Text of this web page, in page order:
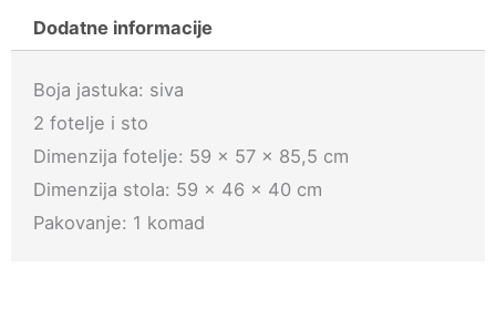
Dodatne informacije
Boja jastuka: siva
2 fotelje i sto
Dimenzija fotelje: 59 × 57 × 85,5 cm
Dimenzija stola: 59 × 46 × 40 cm
Pakovanje: 1 komad